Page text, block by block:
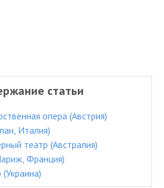
статьи
опера (Австрия)
Италия)
театр (Австралия)
Франция)